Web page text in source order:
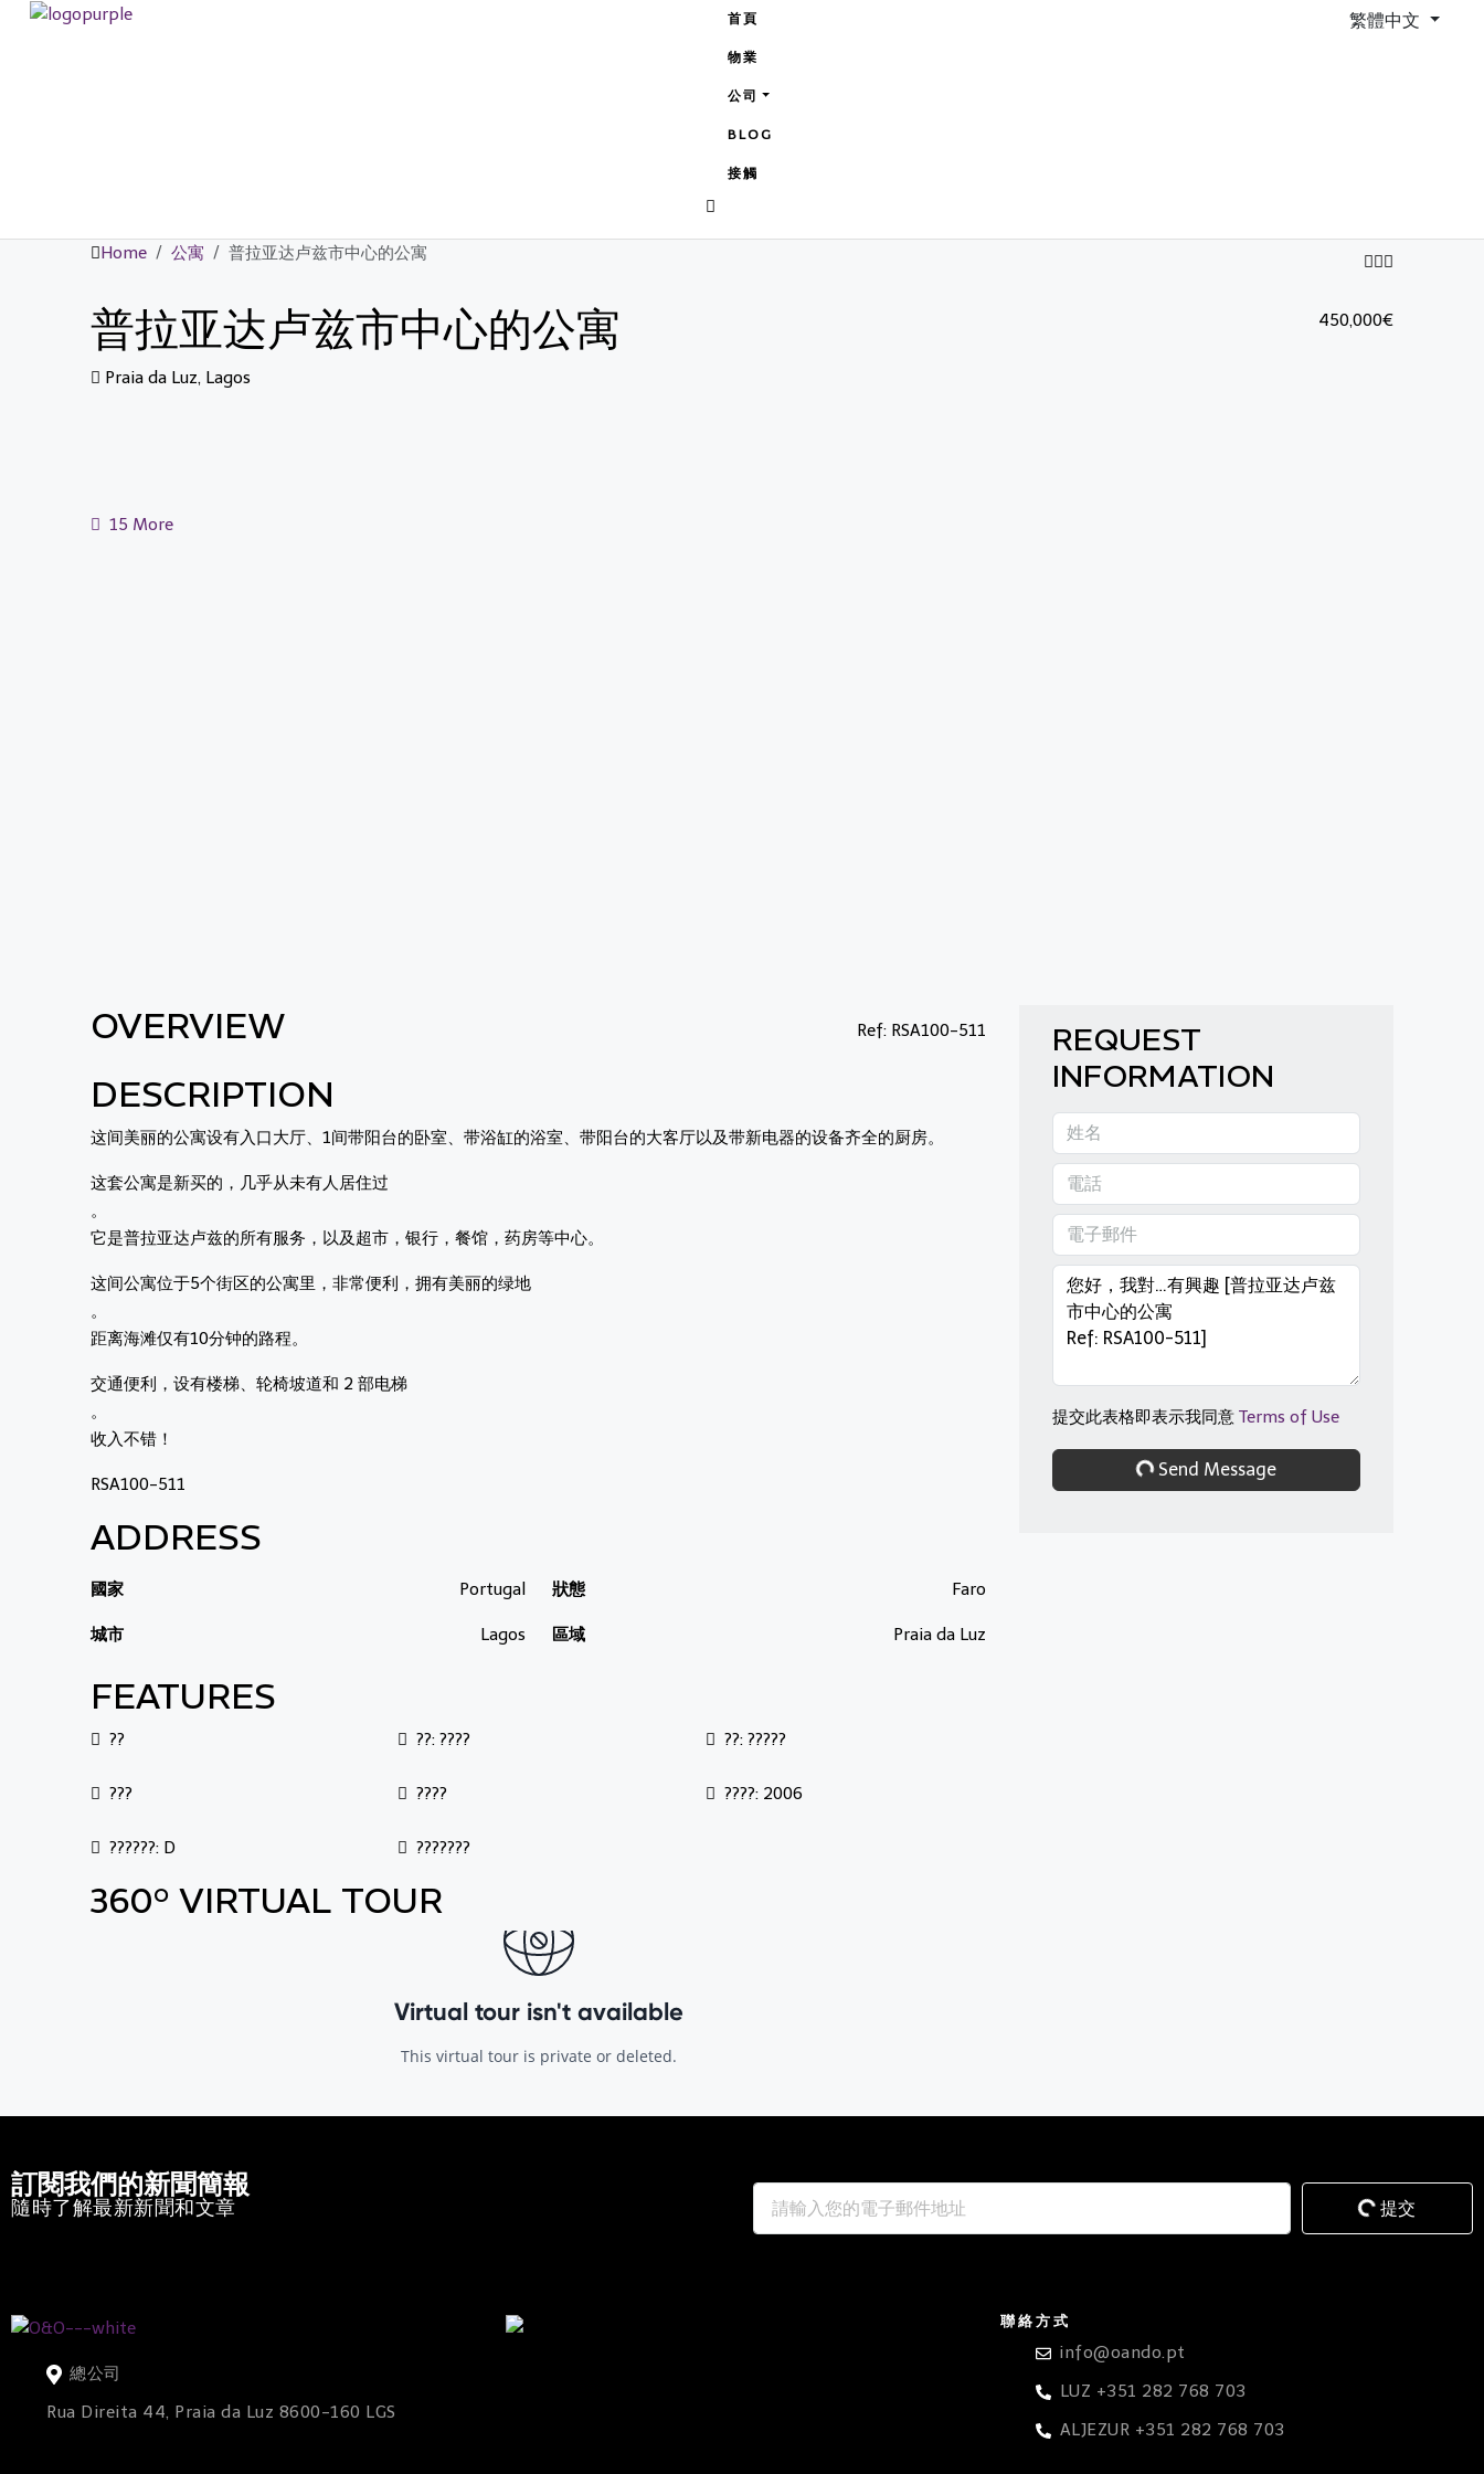
首頁
物業
公司
BLOG
接觸
繁體中文
Home 公寓 普拉亚达卢兹市中心的公寓
普拉亚达卢兹市中心的公寓
Praia da Luz, Lagos
450,000€
15 More
OVERVIEW Ref: RSA100-511
DESCRIPTION
这间美丽的公寓设有入口大厅、1间带阳台的卧室、带浴缸的浴室、带阳台的大客厅以及带新电器的设备齐全的厨房。
这套公寓是新买的，几乎从未有人居住过
。
它是普拉亚达卢兹的所有服务，以及超市，银行，餐馆，药房等中心。
这间公寓位于5个街区的公寓里，非常便利，拥有美丽的绿地
。
距离海滩仅有10分钟的路程。
交通便利，设有楼梯、轮椅坡道和 2 部电梯
。
收入不错！
RSA100-511
ADDRESS
國家 Portugal 狀態 Faro
城市 Lagos 區域 Praia da Luz
FEATURES
?? ??: ???? ??: ?????
??? ???? ????: 2006
??????: D ???????
360° VIRTUAL TOUR
REQUEST
INFORMATION
提交此表格即表示我同意 Terms of Use
Send Message
訂閱我們的新聞簡報
隨時了解最新新聞和文章 提交
總公司
Rua Direita 44, Praia da Luz 8600-160 LGS
聯絡方式
info@oando.pt
LUZ +351 282 768 703
ALJEZUR +351 282 768 703